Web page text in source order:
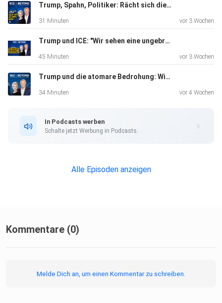
Trump, Spahn, Politiker: Rächt sich die Doppelmoral?
31 Minuten vor 3 Wochen
Trump und ICE: "Wir sehen eine ungebremste Lust an Gewalt"
45 Minuten vor 3 Wochen
Trump und die atomare Bedrohung: Wie sicher ist Deutschland?
34 Minuten vor 4 Wochen
In Podcasts werben
Schalte jetzt Werbung in Podcasts.
Alle Episoden anzeigen
Kommentare (0)
Melde Dich an, um einen Kommentar zu schreiben.